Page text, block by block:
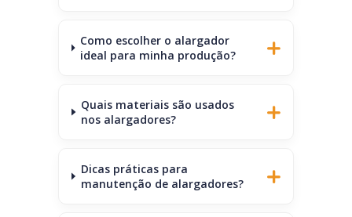
Como escolher o alargador
ideal para minha produção?
Quais materiais são usados
nos alargadores?
Dicas práticas para
manutenção de alargadores?